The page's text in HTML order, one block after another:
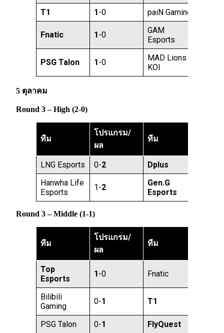
T1 1-0 paiN Gaming
Fnatic 1-0
GAM
Esports
PSG Talon 1-0
MAD Lions
KOI
5 ตุลาคม
Round 3 – High (2-0)
ทีม
โปรแกรม/
ผล
ทีม
LNG Esports 0-2
Dplus
Hanwha Life
Esports
1-2
Gen.G
Esports
Round 3 – Middle (1-1)
ทีม
โปรแกรม/
ผล
ทีม
Top
Esports
1-0 Fnatic
Bilibili
Gaming
0-1 T1
PSG Talon 0-1
FlyQuest